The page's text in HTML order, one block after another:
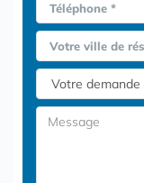
Téléphone *
Votre ville de